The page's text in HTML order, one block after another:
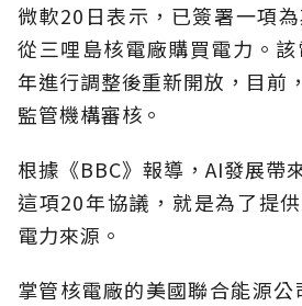
微軟20日表示，已簽署一項
從三哩島核電廠購買電力。
年進行調整後重新開放，目前
監管機構審核。
根據《BBC》報導，AI發展帶
這項20年協議，就是為了提
電力來源。
掌管核電廠的美國聯合能源